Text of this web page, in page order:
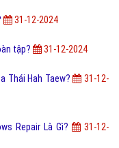
31-12-2024
tập? 31-12-2024
Thái Hah Taew?
31-12-
Repair Là Gì?
31-12-